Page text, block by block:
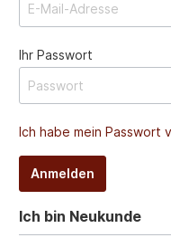
Ihr Passwort
Ich habe mein Passwort
Anmelden
Ich bin Neukunde